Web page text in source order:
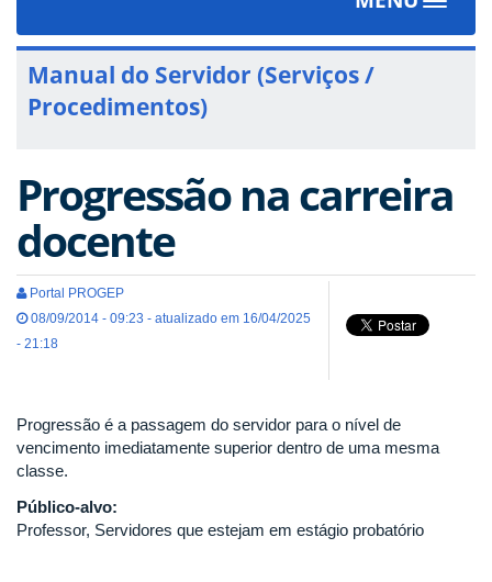
Toggle
Manual do Servidor (Serviços /
Procedimentos)
Progressão na carreira
docente
Portal PROGEP
08/09/2014 - 09:23 - atualizado em 16/04/2025
- 21:18
Progressão é a passagem do servidor para o nível de
vencimento imediatamente superior dentro de uma mesma
classe.
Público-alvo:
Professor, Servidores que estejam em estágio probatório